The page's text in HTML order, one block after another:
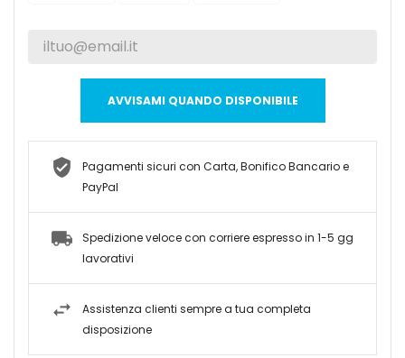
AVVISAMI QUANDO DISPONIBILE
Pagamenti sicuri con Carta, Bonifico Bancario e
PayPal
Spedizione veloce con corriere espresso in 1-5 gg
lavorativi
Assistenza clienti sempre a tua completa
disposizione